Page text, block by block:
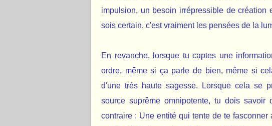
impulsion, un besoin irrépressible de
sois certain, c'est vraiment les pensées de la
En revanche, lorsque tu captes une
ordre, même si ça parle de bien, même si
d'une très haute sagesse. Lorsque cela se
source suprême omnipotente, tu dois
contraire : Une entité qui tente de te